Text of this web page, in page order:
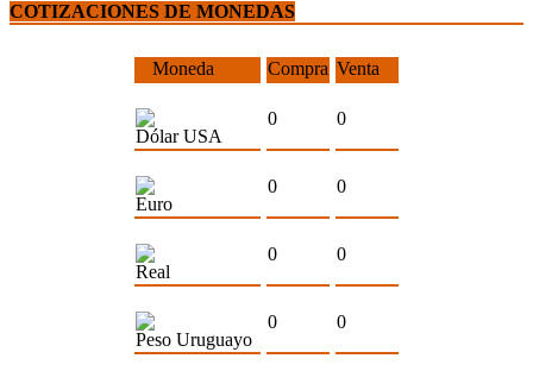
COTIZACIONES DE MONEDAS
Moneda Compra Venta
Dólar USA
0 0
Euro
0 0
Real
0 0
Peso Uruguayo
0 0